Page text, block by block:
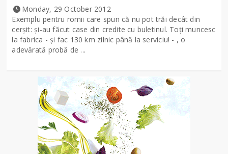
Monday, 29 October 2012
Exemplu pentru romii care spun că nu pot trăi decât din
cerşit: şi-au făcut case din credite cu buletinul. Toți muncesc
la fabrica - și fac 130 km zilnic până la serviciu! - , o
adevărată probă de ...